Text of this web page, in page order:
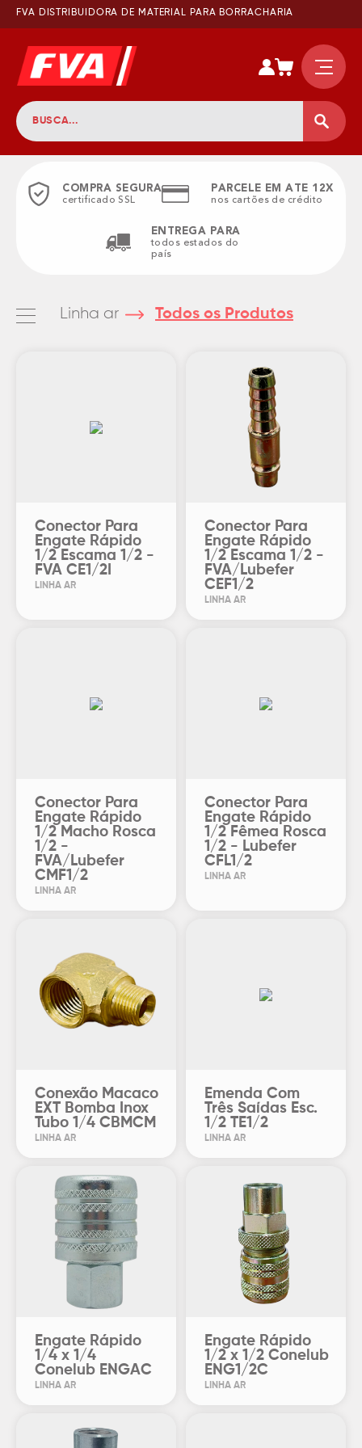
FVA DISTRIBUIDORA DE MATERIAL PARA BORRACHARIA
COMPRA SEGURA
certificado SSL
PARCELE EM ATE 12X
nos cartões de crédito
ENTREGA PARA
todos estados do
país
Linha ar Todos os Produtos
Conector Para
Engate Rápido
1/2 Escama 1/2 -
FVA CE1/2I
LINHA AR
Conector Para
Engate Rápido
1/2 Escama 1/2 -
FVA/Lubefer
CEF1/2
LINHA AR
Conector Para
Engate Rápido
1/2 Macho Rosca
1/2 -
FVA/Lubefer
CMF1/2
LINHA AR
Conector Para
Engate Rápido
1/2 Fêmea Rosca
1/2 - Lubefer
CFL1/2
LINHA AR
Conexão Macaco
EXT Bomba Inox
Tubo 1/4 CBMCM
LINHA AR
Emenda Com
Três Saídas Esc.
1/2 TE1/2
LINHA AR
Engate Rápido
1/4 x 1/4
Conelub ENGAC
LINHA AR
Engate Rápido
1/2 x 1/2 Conelub
ENG1/2C
LINHA AR